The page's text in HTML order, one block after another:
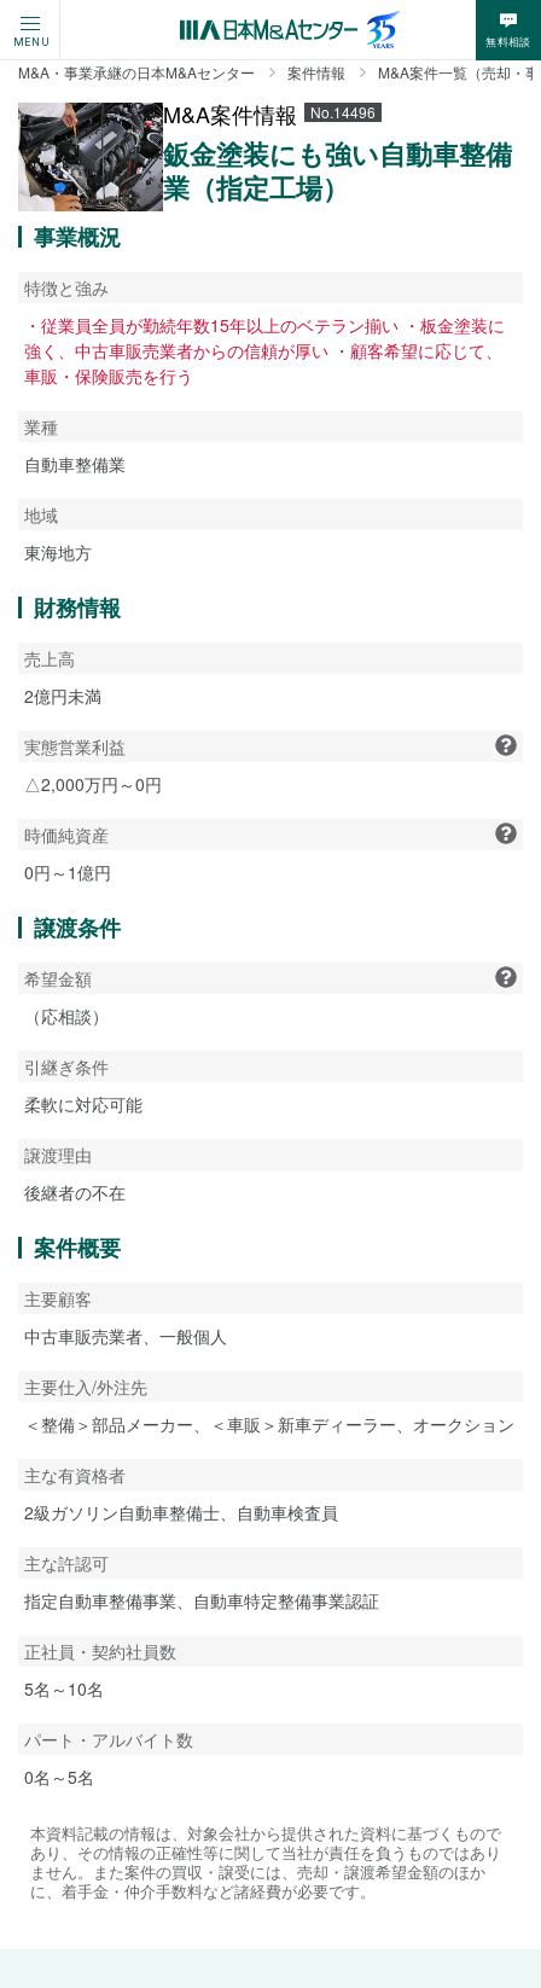
MENU 無料相談
M&A・事業承継の日本M&Aセンター 案件情報 M&A案件一覧（売却・
M&A案件情報 No.14496
鈑金塗装にも強い自動車整備
業（指定工場）
事業概況
特徴と強み
・従業員全員が勤続年数15年以上のベテラン揃い ・板金塗装に
強く、中古車販売業者からの信頼が厚い ・顧客希望に応じて、
車販・保険販売を行う
業種
自動車整備業
地域
東海地方
財務情報
売上高
2億円未満
実態営業利益
△2,000万円～0円
時価純資産
0円～1億円
譲渡条件
希望金額
（応相談）
引継ぎ条件
柔軟に対応可能
譲渡理由
後継者の不在
案件概要
主要顧客
中古車販売業者、一般個人
主要仕入/外注先
＜整備＞部品メーカー、＜車販＞新車ディーラー、オークション
主な有資格者
2級ガソリン自動車整備士、自動車検査員
主な許認可
指定自動車整備事業、自動車特定整備事業認証
正社員・契約社員数
5名～10名
パート・アルバイト数
0名～5名
本資料記載の情報は、対象会社から提供された資料に基づくもので
あり、その情報の正確性等に関して当社が責任を負うものではあり
ません。また案件の買収・譲受には、売却・譲渡希望金額のほか
に、着手金・仲介手数料など諸経費が必要です。